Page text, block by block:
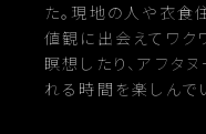
た。現地の人や衣食
値観に出会えてワク
瞑想したり、アフタ
れる時間を楽しんで